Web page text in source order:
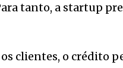
tanto, a startup
clientes, o crédito